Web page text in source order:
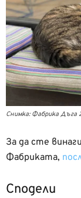
Снимка: Фабрика Дъга
За да сте
Фабриката,
Сподели